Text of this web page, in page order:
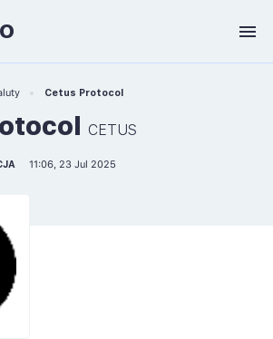
Cetus Protocol
CETUS
11:06, 23 Jul 2025